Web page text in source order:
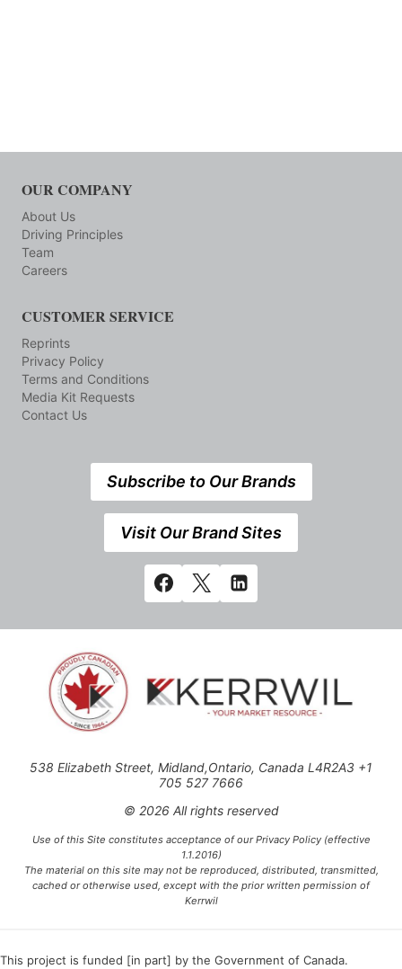
OUR COMPANY
About Us
Driving Principles
Team
Careers
CUSTOMER SERVICE
Reprints
Privacy Policy
Terms and Conditions
Media Kit Requests
Contact Us
Subscribe to Our Brands
Visit Our Brand Sites
538 Elizabeth Street, Midland,Ontario, Canada L4R2A3 +1
705 527 7666
© 2026 All rights reserved
Use of this Site constitutes acceptance of our Privacy Policy (effective
1.1.2016)
The material on this site may not be reproduced, distributed, transmitted,
cached or otherwise used, except with the prior written permission of
Kerrwil
This project is funded [in part] by the Government of Canada.